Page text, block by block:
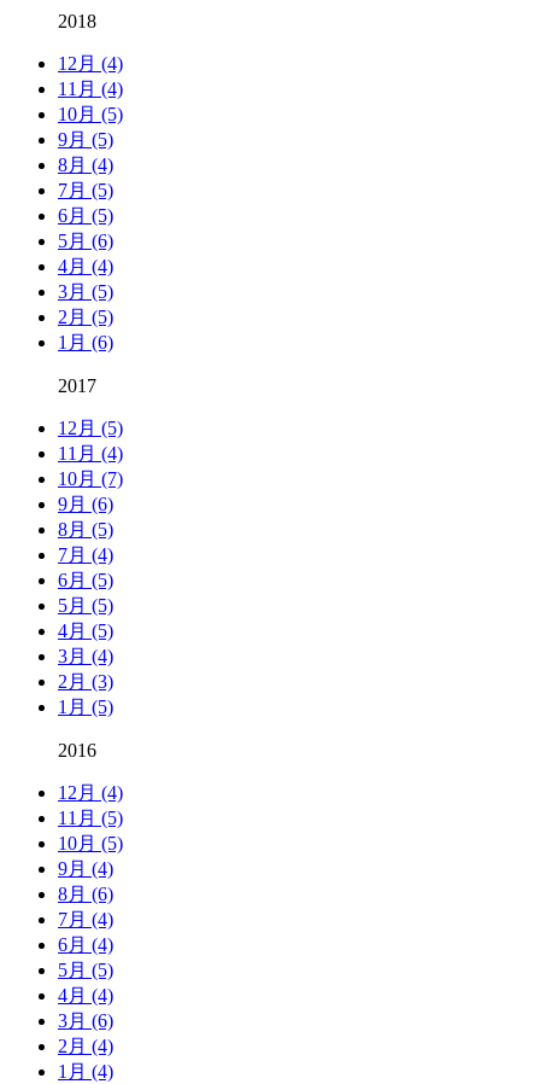
2018
12月 (4)
11月 (4)
10月 (5)
9月 (5)
8月 (4)
7月 (5)
6月 (5)
5月 (6)
4月 (4)
3月 (5)
2月 (5)
1月 (6)
2017
12月 (5)
11月 (4)
10月 (7)
9月 (6)
8月 (5)
7月 (4)
6月 (5)
5月 (5)
4月 (5)
3月 (4)
2月 (3)
1月 (5)
2016
12月 (4)
11月 (5)
10月 (5)
9月 (4)
8月 (6)
7月 (4)
6月 (4)
5月 (5)
4月 (4)
3月 (6)
2月 (4)
1月 (4)